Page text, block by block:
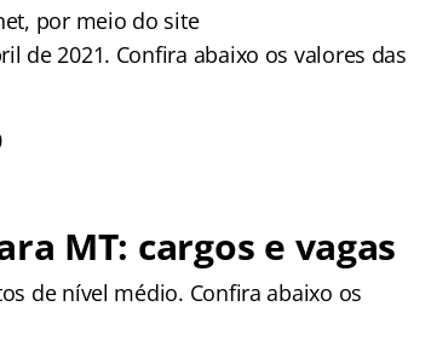
por meio do site
de 2021. Confira abaixo os valores das
MT: cargos e vagas
de nível médio. Confira abaixo os